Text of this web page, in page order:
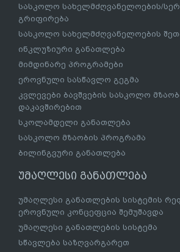
სასკოლო სახელმძღვანელოების/
გრიფირება
სასკოლო სახელმძღვანელოების
ინკლუზიური განათლება
მიმდინარე პროგრამები
ეროვნული სასწავლო გეგმა
კვლევები ბავშვების სასკოლო
დაკავშირებით
სკოლამდელი განათლება
სასკოლო მზაობის პროგრამა
ბილინგვური განათლება
უმაღლესი განათლება
უმაღლესი განათლების სისტემის
ეროვნული კონცეფცია შემუშავდა
უმაღლესი განათლების სისტემა
სწავლება საზღვარგარეთ